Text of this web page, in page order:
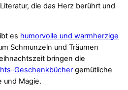
die das Herz berührt und
es humorvolle und warmherzige
Schmunzeln und Träumen
bringen die
Geschenkbücher gemütliche
und Magie.